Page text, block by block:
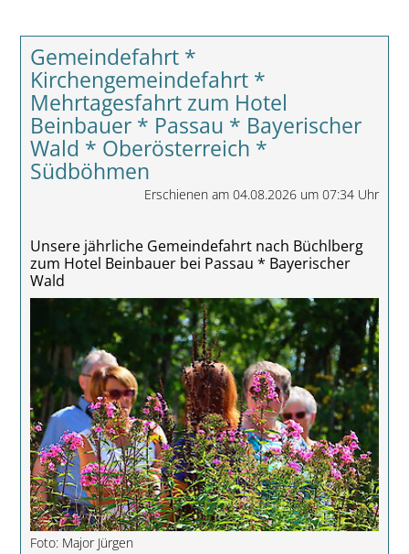
Gemeindefahrt *
Kirchengemeindefahrt *
Mehrtagesfahrt zum Hotel
Beinbauer * Passau * Bayerischer
Wald * Oberösterreich *
Südböhmen
Erschienen am 04.08.2026 um 07:34 Uhr
Unsere jährliche Gemeindefahrt nach Büchlberg
zum Hotel Beinbauer bei Passau * Bayerischer
Wald
Foto: Major Jürgen